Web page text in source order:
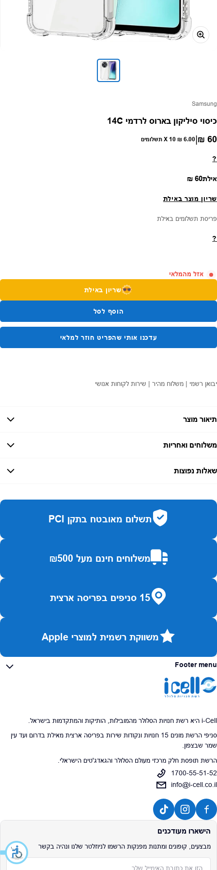
ספק:
Samsung
כיסוי סיליקון בארוס לרדמי 14C
מחיר רגיל
60 ₪
|
6.00 ₪ X 10 תשלומים
?
אילתמחיר רגיל
60 ₪
שריון מוצר באילת
פריסת תשלומים באילת
?
אזל מהמלאי
שריון באילת
הוסף לסל
עדכנו אותי שהפריט חוזר למלאי
יבואן רשמי | משלוח מהיר | שירות לקוחות אנושי
תיאור מוצר
משלוחים ואחריות
זמן אספקה:
שאלות נפוצות
האם ניתן לחלק תשלומים?
האם ניתן להחזיר מוצר?כן, בהתאם לחוק הגנת הצרכן ובאריזה המקורית
תשלום מאובטח בתקן PCI
משלוחים חינם מעל ₪500
15 סניפים בפריסה ארצית
משווקת רשמית למוצרי Apple
Footer menu
i-Cell היא רשת חנויות הסלולר מהמובילות, הותיקות והמתקדמות בישראל.
סניפי הרשת מונים 15 חנויות ונקודות שירות בפריסה ארצית מאילת בדרום ועד עין
שמר שבצפון.
הרשת תופסת חלק מרכזי מעולם הסלולר והגאדג'טים הישראלי.
1700-55-51-52
info@i-cell.co.il
הישארו מעודכנים
מבצעים, קופונים ומתנות מפנקות הרשמו לניוזלטר שלנו ונהיה בקשר